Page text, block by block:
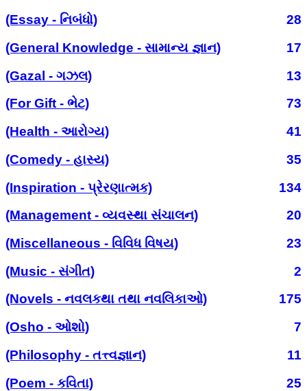
(Essay - નિબંધો)
28
(General Knowledge - સામાન્ય જ્ઞાન)
17
(Gazal - ગઝલ)
13
(For Gift - ભેટ)
73
(Health - આરોગ્ય)
41
(Comedy - હાસ્ય)
35
(Inspiration - પ્રેરણાત્મક)
134
(Management - વ્યવસ્થા સંચાલન)
20
(Miscellaneous - વિવિધ વિષય)
23
(Music - સંગીત)
2
(Novels - નવલકથા તથા નવલિકાઓ)
175
(Osho - ઓશો)
7
(Philosophy - તત્ત્વજ્ઞાન)
11
(Poem - કવિતા)
25